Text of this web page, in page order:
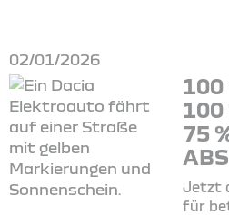
02/01/2026
100
100
75
Jetzt
für